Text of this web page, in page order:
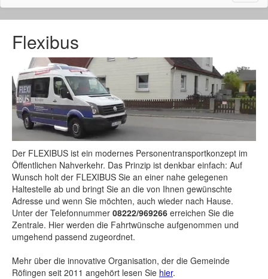
Flexibus
Der FLEXIBUS ist ein modernes Personentransportkonzept im
Öffentlichen Nahverkehr. Das Prinzip ist denkbar einfach: Auf
Wunsch holt der FLEXIBUS Sie an einer nahe gelegenen
Haltestelle ab und bringt Sie an die von Ihnen gewünschte
Adresse und wenn Sie möchten, auch wieder nach Hause.
Unter der Telefonnummer 08222/969266 erreichen Sie die
Zentrale. Hier werden die Fahrtwünsche aufgenommen und
umgehend passend zugeordnet.
Mehr über die innovative Organisation, der die Gemeinde
Röfingen seit 2011 angehört lesen Sie hier.